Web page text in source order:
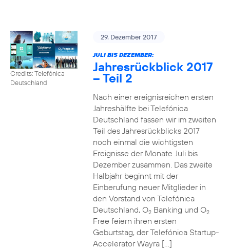
Credits: Telefónica
Deutschland
29. Dezember 2017
JULI BIS DEZEMBER:
Jahresrückblick 2017
– Teil 2
Nach einer ereignisreichen ersten
Jahreshälfte bei Telefónica
Deutschland fassen wir im zweiten
Teil des Jahresrückblicks 2017
noch einmal die wichtigsten
Ereignisse der Monate Juli bis
Dezember zusammen. Das zweite
Halbjahr beginnt mit der
Einberufung neuer Mitglieder in
den Vorstand von Telefónica
Deutschland, O2Banking und O2
Free feiern ihren ersten
Geburtstag, der Telefónica Startup-
Accelerator Wayra […]